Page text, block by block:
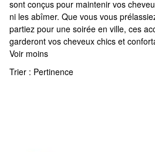
sont conçus pour maintenir vos
ni les abîmer. Que vous vous
partiez pour une soirée en ville, ces
garderont vos cheveux chics et
Voir moins
Trier : Pertinence